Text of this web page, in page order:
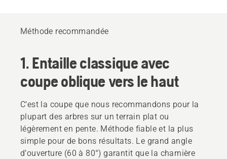
Méthode recommandée
1. Entaille classique avec
coupe oblique vers le haut
C’est la coupe que nous recommandons pour la
plupart des arbres sur un terrain plat ou
légèrement en pente. Méthode fiable et la plus
simple pour de bons résultats. Le grand angle
d’ouverture (60 à 80°) garantit que la charnière